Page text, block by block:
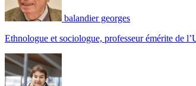
balandier georges
Ethnologue et sociologue, professeur émérite de